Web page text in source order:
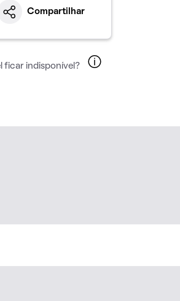
Compartilhar
ficar indisponível?